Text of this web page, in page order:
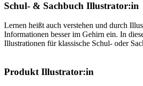
Schul- & Sachbuch Illustrator:in
Lernen heißt auch verstehen und durch
Informationen besser im Gehirn ein. In
Illustrationen für klassische Schul- oder
Produkt Illustrator:in